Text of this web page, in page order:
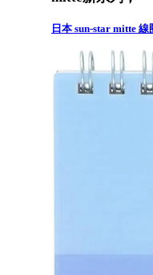
日本 sun-star mitte